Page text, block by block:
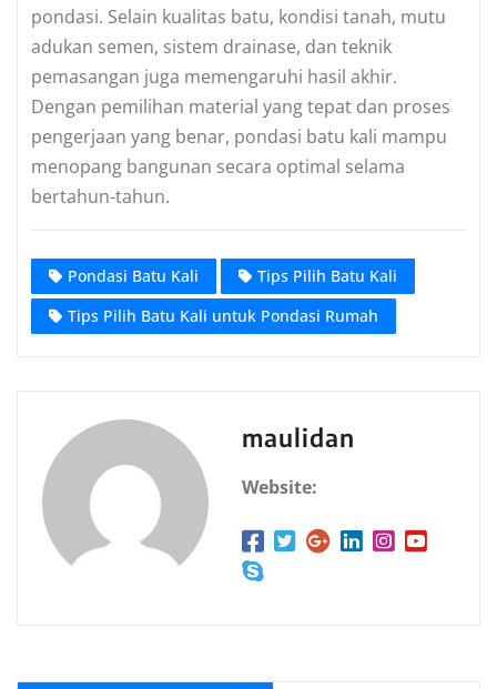
pondasi. Selain kualitas batu, kondisi tanah, mutu
adukan semen, sistem drainase, dan teknik
pemasangan juga memengaruhi hasil akhir.
Dengan pemilihan material yang tepat dan proses
pengerjaan yang benar, pondasi batu kali mampu
menopang bangunan secara optimal selama
bertahun-tahun.
Pondasi Batu Kali
Tips Pilih Batu Kali
Tips Pilih Batu Kali untuk Pondasi Rumah
maulidan
Website: